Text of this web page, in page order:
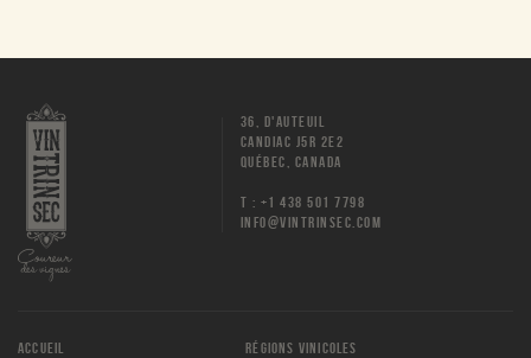
36, D'AUTEUIL
CANDIAC J5R 2E2
QUÉBEC, CANADA
T : +1 438 501 7798
INFO@VINTRINSEC.COM
ACCUEIL RÉGIONS VINICOLES